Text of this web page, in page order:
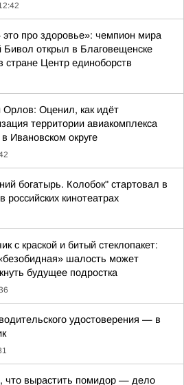
про здоровье»: чемпион мира
Бивол открыл в Благовещенске
стране Центр единоборств
Орлов: Оценил, как идёт
территории авиакомплекса
Ивановском округе
богатырь. Колобок" стартовал в
российских кинотеатрах
с краской и битый стеклопакет:
шалость может
будущее подростка
удостоверения — в
что вырастить помидор — дело